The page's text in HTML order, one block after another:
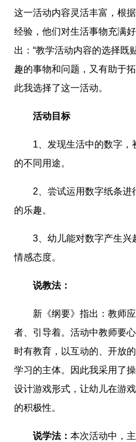
这一活动内容灵活丰富，根
经验，他们对生活事物充满
出：“教学活动内容的选择既
趣的事物和问题，又有助于
此我选择了这一活动。
活动目标
1、发现生活中的数字，
的不同用途。
2、尝试运用数字纸条进
的乐趣。
3、幼儿能对数字产生兴
情感态度。
说教法：
新《纲要》指出：教师应
者、引导着。活动中教师要
时有教育，以互动的、开放
学习的主体。因此我采用了
设计游戏形式，让幼儿在游
的积极性。
说学法： 本次活动中，